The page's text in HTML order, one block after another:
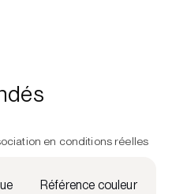
en conditions réelles
Référence couleur